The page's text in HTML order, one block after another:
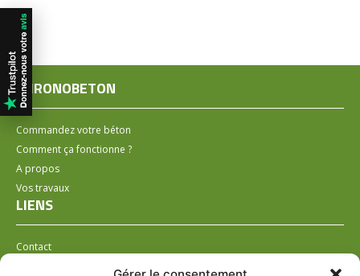
CHRONOBETON
Commandez votre béton
Comment ça fonctionne ?
A propos
Vos travaux
LIENS
Contact